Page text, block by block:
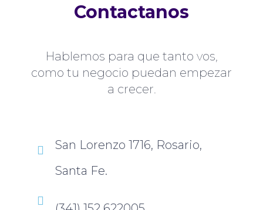
Contactanos
Hablemos para que tanto vos,
como tu negocio puedan empezar
a crecer.
San Lorenzo 1716, Rosario,
Santa Fe.